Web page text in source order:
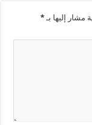
مشار إليها بـ*